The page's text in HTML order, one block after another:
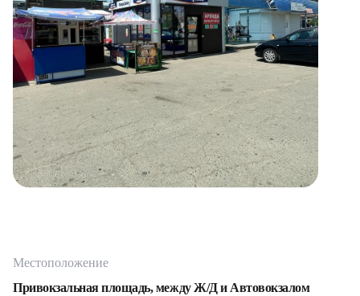
Местоположение
Привокзальная площадь, между Ж/Д и Автовокзалом